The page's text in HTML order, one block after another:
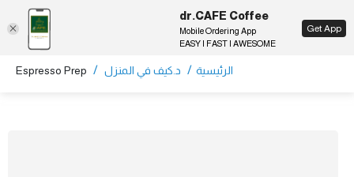
EN
الرئيسية / د.كيف في المنزل /
Espresso Prep
dr.CAFE Coffee
Mobile Ordering App
EASY | FAST | AWESOME
Get App